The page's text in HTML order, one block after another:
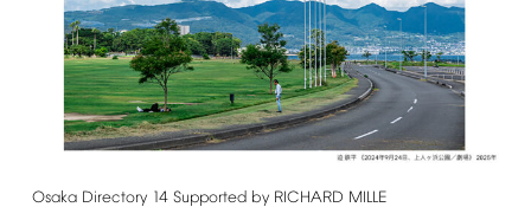
Osaka Directory 14 Supported by RICHARD MILLE